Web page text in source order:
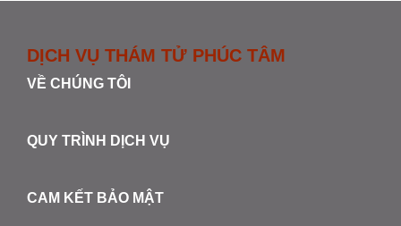
DỊCH VỤ THÁM TỬ PHÚC TÂM
VỀ CHÚNG TÔI
QUY TRÌNH DỊCH VỤ
CAM KẾT BẢO MẬT